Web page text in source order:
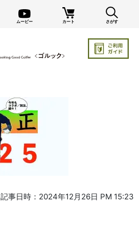
ムービー カート さがす
記事日時：2024年12月26日 PM 15:23